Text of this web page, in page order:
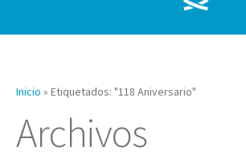
Inicio » Etiquetados: "118 Aniversario"
Archivos